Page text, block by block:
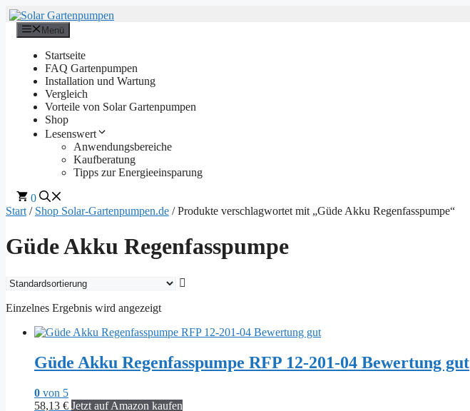
Zum
Inhalt
springen
Menü
Startseite
FAQ Gartenpumpen
Installation und Wartung
Vergleich
Vorteile von Solar Gartenpumpen
Shop
Lesenswert
Anwendungsbereiche
Kaufberatung
Tipps zur Energieeinsparung
0
Start / Shop Solar-Gartenpumpen.de / Produkte verschlagwortet mit „Güde Akku Regenfasspumpe“
Güde Akku Regenfasspumpe
Einzelnes Ergebnis wird angezeigt
Güde Akku Regenfasspumpe RFP 12-201-04 Bewertung gut
0 von 5
58,13 € Jetzt auf Amazon kaufen